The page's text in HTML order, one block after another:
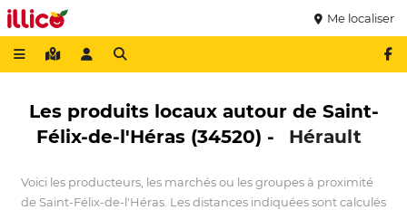
Me localiser
Les produits locaux autour de Saint-
Félix-de-l'Héras (34520) -
Hérault
Voici les producteurs, les marchés ou les groupes à proximité
de Saint-Félix-de-l'Héras. Les distances indiquées sont calculés